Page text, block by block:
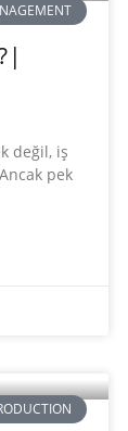
|
değil, iş
pek